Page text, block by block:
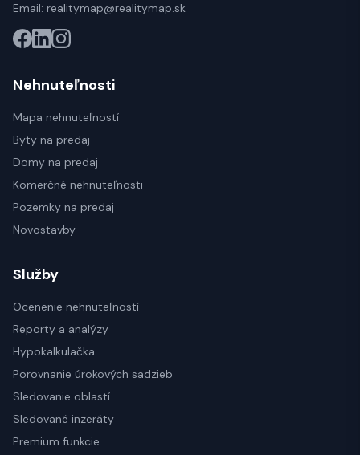
Email: realitymap@realitymap.sk
Nehnuteľnosti
Mapa nehnuteľností
Byty na predaj
Domy na predaj
Komerčné nehnuteľnosti
Pozemky na predaj
Novostavby
Služby
Ocenenie nehnuteľností
Reporty a analýzy
Hypokalkulačka
Porovnanie úrokových sadzieb
Sledovanie oblastí
Sledované inzeráty
Premium funkcie